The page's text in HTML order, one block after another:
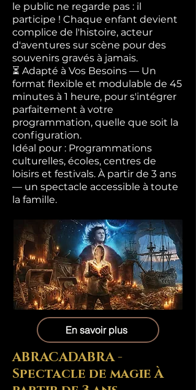
le public ne regarde pas : il
participe ! Chaque enfant devient
complice de l'histoire, acteur
d'aventures sur scène pour des
souvenirs gravés à jamais.
⏳ Adapté à Vos Besoins — Un
format flexible et modulable de 45
minutes à 1 heure, pour s'intégrer
parfaitement à votre
programmation, quelle que soit la
configuration.
Idéal pour : Programmations
culturelles, écoles, centres de
loisirs et festivals. À partir de 3 ans
— un spectacle accessible à toute
la famille.
En savoir plus
ABRACADABRA -
Spectacle de magie À